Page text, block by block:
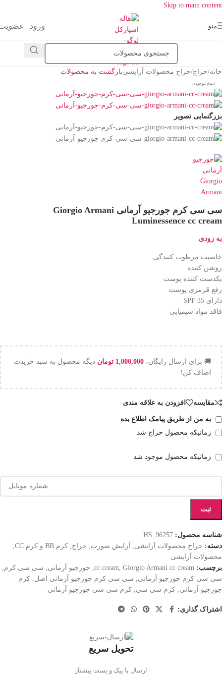
Skip to main content
منو ورود |
خانه/حراج/حراج محصولات آرایشیبازگشت به محصولات
اتمام موجودی
بزرگنمایی تصویر
سی سی کرم جورجیو آرمانی Giorgio Armani
Luminessence cc cream
به زودی
خاصیت مرطوب کنندگی
روشن کننده
یکدست کننده پوست
رفع قرمزی پوست
دارای SPF 35
فاقد مواد شیمیایی
🚚 برای ارسال رایگان، 1,000,000 تومان دیگه محصول به سبد خریدت
اضاف کن!
مقایسه افزودن به علاقه مندی
به من از طریق پیامک اطلاع بده
زمانیکه محصول حراج شد
زمانیکه محصول موجود شد
ثبت
شناسه محصول: HS_96257
دسته: حراج محصولات آرایشی, آرایش صورت, حراج, کرم BB و کرم CC
,
محصولات آرایشی
برچسب:
cc cream, Giorgio Armani cc cream
, جورجیو آرمانی, سی سی کرم,
سی سی کرم جورجیو آرمانی, سی سی کرم جورجیو آرمانی اصل, کرم
جورجیو آرمانی, کرم سی سی, کرم سی سی جورجیو آرمانی
اشتراک گذاری:
تحویل سریع
ارسال با پیک و پست پیشتاز